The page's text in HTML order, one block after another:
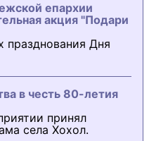
епархии
акция "Подари
празднования Дня
в честь 80-летия
принял
села Хохол.